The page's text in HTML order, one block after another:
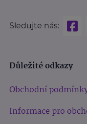
Sledujte nás:
Důležité odkazy
Obchodní
Informace pro